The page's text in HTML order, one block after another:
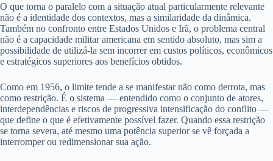
O que torna o paralelo com a situação atual particularmente relevante
não é a identidade dos contextos, mas a similaridade da dinâmica.
Também no confronto entre Estados Unidos e Irã, o problema central
não é a capacidade militar americana em sentido absoluto, mas sim a
possibilidade de utilizá-la sem incorrer em custos políticos, econômicos
e estratégicos superiores aos benefícios obtidos.
Como em 1956, o limite tende a se manifestar não como derrota, mas
como restrição. É o sistema — entendido como o conjunto de atores,
interdependências e riscos de progressiva intensificação do conflito —
que define o que é efetivamente possível fazer. Quando essa restrição
se torna severa, até mesmo uma potência superior se vê forçada a
interromper ou redimensionar sua ação.